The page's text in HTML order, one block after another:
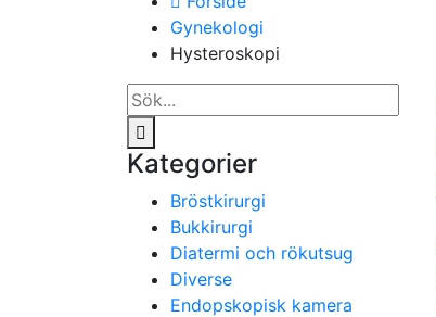
Gynekologi
Hysteroskopi
Kategorier
Bröstkirurgi
Bukkirurgi
Diatermi och rökutsug
Diverse
Endopskopisk kamera